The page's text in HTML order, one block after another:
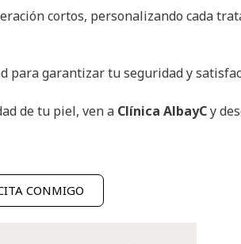
cortos, personalizando cada
para garantizar tu seguridad y
de tu piel, ven a Clínica AlbayCy
CONMIGO